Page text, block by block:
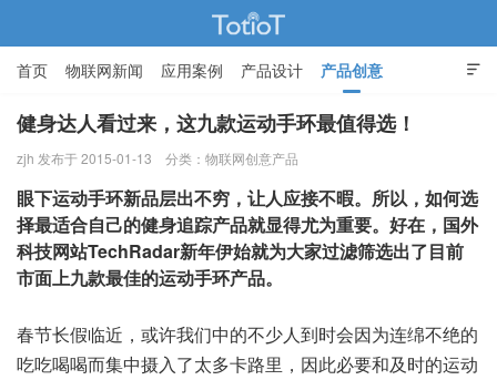

首页 物联网新闻 应用案例 产品设计 产品创意
智能家居
健身达人看过来，这九款运动手环最值得选！
zjh 发布于 2015-01-13 分类： 物联网创意产品
眼下运动手环新品层出不穷，让人应接不暇。所以，如何选
择最适合自己的健身追踪产品就显得尤为重要。好在，国外
科技网站TechRadar新年伊始就为大家过滤筛选出了目前
市面上九款最佳的运动手环产品。
春节长假临近，或许我们中的不少人到时会因为连绵不绝的
吃吃喝喝而集中摄入了太多卡路里，因此必要和及时的运动